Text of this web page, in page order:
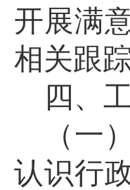
开展满
相关跟
四、
（一）
认识行